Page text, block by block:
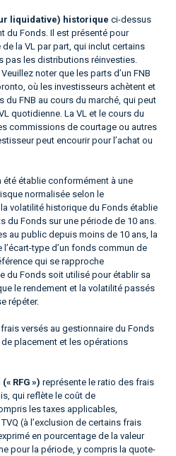
liquidative) historique ci-dessus
du Fonds. Il est présenté pour
la VL par part, qui inclut certains
pas les distributions réinvesties.
Veuillez noter que les parts d’un FNB
où les investisseurs achètent et
du FNB au cours du marché, qui peut
quotidienne. La VL et le cours du
commissions de courtage ou autres
peut encourir pour l’achat ou
été établie conformément à une
normalisée selon le
volatilité historique du Fonds établie
du Fonds sur une période de 10 ans.
au public depuis moins de 10 ans, la
type d’un fonds commun de
qui se rapproche
du Fonds soit utilisé pour établir sa
le rendement et la volatilité passés
répéter.
versés au gestionnaire du Fonds
placement et les opérations
RFG ») représente le ratio des frais
qui reflète le coût de
les taxes applicables,
(à l’exclusion de certains frais
en pourcentage de la valeur
pour la période, y compris la quote-